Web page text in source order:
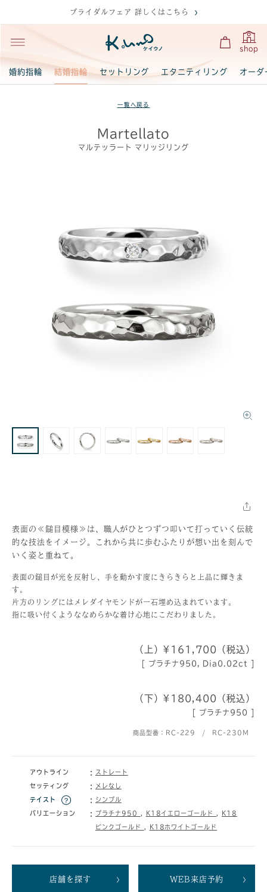
ブライダルフェア 詳しくはこちら
shop
婚約指輪 結婚指輪 セットリング エタニティリング オーダ
一覧へ戻る
Martellato
マルテッラート マリッジリング
表面の≪鎚目模様≫は、職人がひとつずつ叩いて打っていく伝統
的な技法をイメージ。これから共に歩むふたりが想い出を刻んで
いく姿と重ねて。
表面の鎚目が光を反射し、手を動かす度にきらきらと上品に輝きま
す。
片方のリングにはメレダイヤモンドが一石埋め込まれています。
指に吸い付くようななめらかな着け心地にこだわりました。
（上）¥161,700（税込）
[ プラチナ950, Dia0.02ct ]
（下）¥180,400（税込）
[ プラチナ950 ]
商品型番：RC-229 / RC-230M
アウトライン ストレート
セッティング メレなし
テイスト シンプル
バリエーション プラチナ950 K18イエローゴールド K18
ピンクゴールド K18ホワイトゴールド
店舗を探す WEB来店予約